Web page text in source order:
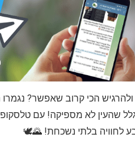
הכי קרוב שאפשר?
לחוויה בלתי נשכחת! 🌄🕊️